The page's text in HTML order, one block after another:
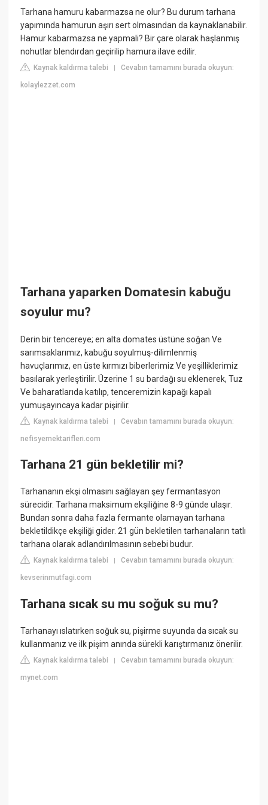
Tarhana hamuru kabarmazsa ne olur? Bu durum tarhana
yapımında hamurun aşırı sert olmasından da kaynaklanabilir.
Hamur kabarmazsa ne yapmali? Bir çare olarak haşlanmış
nohutlar blendırdan geçirilip hamura ilave edilir.
Kaynak kaldırma talebi |Cevabın tamamını burada okuyun:
kolaylezzet.com
Tarhana yaparken Domatesin kabuğu
soyulur mu?
Derin bir tencereye; en alta domates üstüne soğan Ve
sarımsaklarımız, kabuğu soyulmuş-dilimlenmiş
havuçlarımız, en üste kırmızı biberlerimiz Ve yeşilliklerimiz
basılarak yerleştirilir. Üzerine 1 su bardağı su eklenerek, Tuz
Ve baharatlarıda katılıp, tenceremizin kapağı kapalı
yumuşayıncaya kadar pişirilir.
Kaynak kaldırma talebi |Cevabın tamamını burada okuyun:
nefisyemektarifleri.com
Tarhana 21 gün bekletilir mi?
Tarhananın ekşi olmasını sağlayan şey fermantasyon
sürecidir. Tarhana maksimum ekşiliğine 8-9 günde ulaşır.
Bundan sonra daha fazla fermante olamayan tarhana
bekletildikçe ekşiliği gider. 21 gün bekletilen tarhanaların tatlı
tarhana olarak adlandırılmasının sebebi budur.
Kaynak kaldırma talebi |Cevabın tamamını burada okuyun:
kevserinmutfagi.com
Tarhana sıcak su mu soğuk su mu?
Tarhanayı ıslatırken soğuk su, pişirme suyunda da sıcak su
kullanmanız ve ilk pişim anında sürekli karıştırmanız önerilir.
Kaynak kaldırma talebi |Cevabın tamamını burada okuyun:
mynet.com